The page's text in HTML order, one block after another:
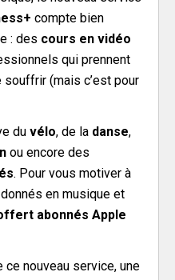
compte bien
: des cours en vidéo
qui prennent
(mais c’est pour
du vélo, de la danse,
ou encore des
. Pour vous motiver à
en musique et
abonnés Apple
nouveau service, une